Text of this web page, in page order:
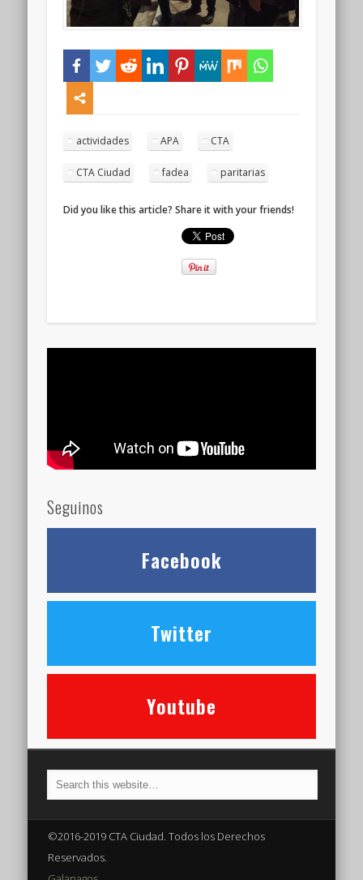
actividades APA CTA
CTA Ciudad fadea paritarias
Did you like this article? Share it with your friends!
Seguinos
Facebook
Twitter
Youtube
©2016-2019 CTA Ciudad. Todos los Derechos
Reservados.